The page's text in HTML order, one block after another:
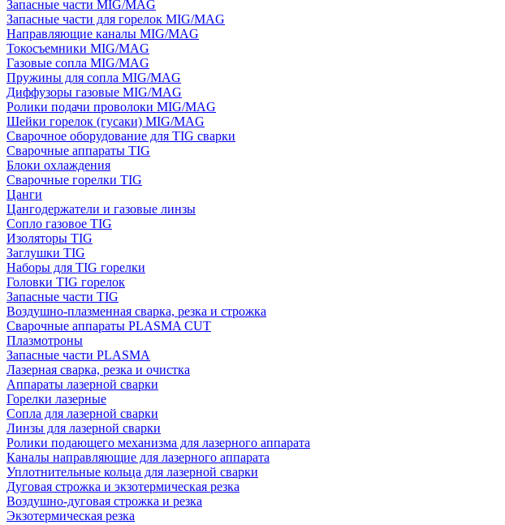
Запасные части MIG/MAG
Запасные части для горелок MIG/MAG
Направляющие каналы MIG/MAG
Токосъемники MIG/MAG
Газовые сопла MIG/MAG
Пружины для сопла MIG/MAG
Диффузоры газовые MIG/MAG
Ролики подачи проволоки MIG/MAG
Шейки горелок (гусаки) MIG/MAG
Сварочное оборудование для TIG сварки
Сварочные аппараты TIG
Блоки охлаждения
Сварочные горелки TIG
Цанги
Цангодержатели и газовые линзы
Сопло газовое TIG
Изоляторы TIG
Заглушки TIG
Наборы для TIG горелки
Головки TIG горелок
Запасные части TIG
Воздушно-плазменная сварка, резка и строжка
Сварочные аппараты PLASMA CUT
Плазмотроны
Запасные части PLASMA
Лазерная сварка, резка и очистка
Аппараты лазерной сварки
Горелки лазерные
Сопла для лазерной сварки
Линзы для лазерной сварки
Ролики подающего механизма для лазерного аппарата
Каналы направляющие для лазерного аппарата
Уплотнительные кольца для лазерной сварки
Дуговая строжка и экзотермическая резка
Воздушно-дуговая строжка и резка
Экзотермическая резка